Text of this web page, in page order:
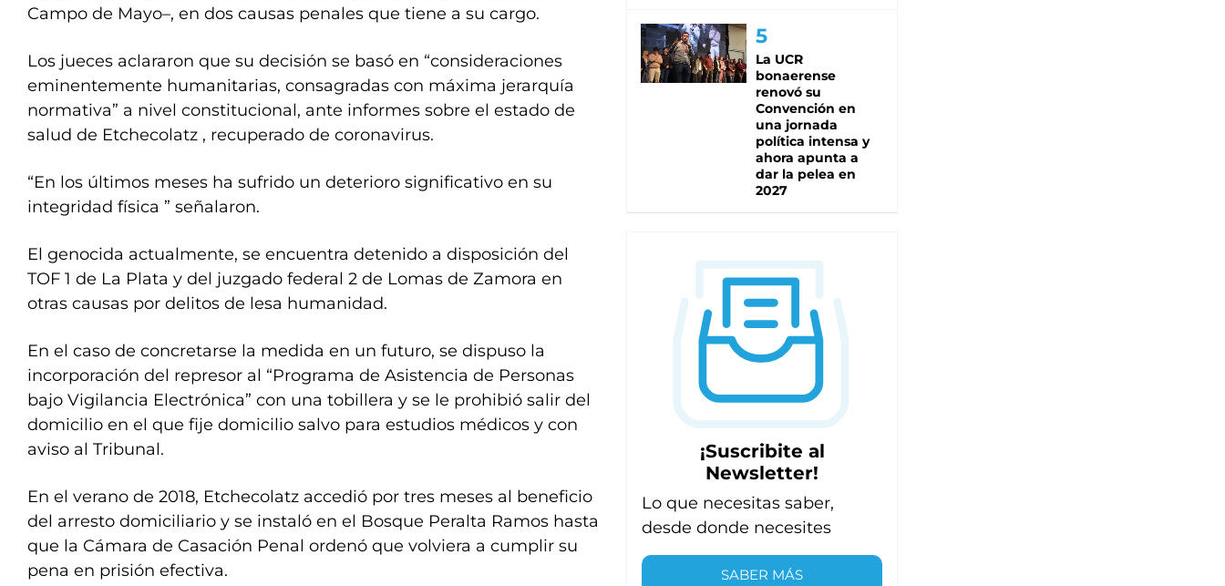
Campo de Mayo–, en dos causas penales que tiene a su cargo.
Los jueces aclararon que su decisión se basó en “consideraciones
eminentemente humanitarias, consagradas con máxima jerarquía
normativa” a nivel constitucional, ante informes sobre el estado de
salud de Etchecolatz , recuperado de coronavirus.
“En los últimos meses ha sufrido un deterioro significativo en su
integridad física ” señalaron.
El genocida actualmente, se encuentra detenido a disposición del
TOF 1 de La Plata y del juzgado federal 2 de Lomas de Zamora en
otras causas por delitos de lesa humanidad.
En el caso de concretarse la medida en un futuro, se dispuso la
incorporación del represor al “Programa de Asistencia de Personas
bajo Vigilancia Electrónica” con una tobillera y se le prohibió salir del
domicilio en el que fije domicilio salvo para estudios médicos y con
aviso al Tribunal.
En el verano de 2018, Etchecolatz accedió por tres meses al beneficio
del arresto domiciliario y se instaló en el Bosque Peralta Ramos hasta
que la Cámara de Casación Penal ordenó que volviera a cumplir su
pena en prisión efectiva.
La UCR
bonaerense
renovó su
Convención en
una jornada
política intensa y
ahora apunta a
dar la pelea en
2027
¡Suscribite al
Newsletter!
Lo que necesitas saber,
desde donde necesites
SABER MÁS